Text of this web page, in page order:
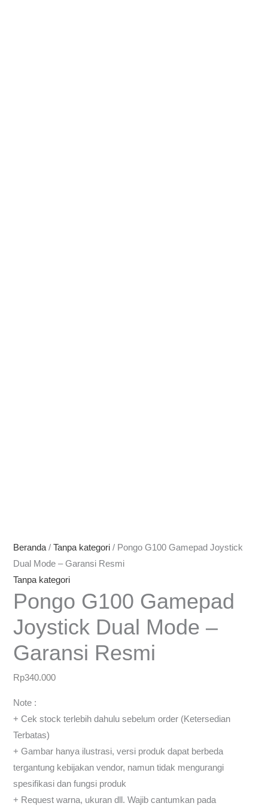
Beranda /Tanpa kategori / Pongo G100 Gamepad Joystick
Dual Mode – Garansi Resmi
Tanpa kategori
Pongo G100 Gamepad
Joystick Dual Mode –
Garansi Resmi
Rp340.000
Note :
+ Cek stock terlebih dahulu sebelum order (Ketersedian
Terbatas)
+ Gambar hanya ilustrasi, versi produk dapat berbeda
tergantung kebijakan vendor, namun tidak mengurangi
spesifikasi dan fungsi produk
+ Request warna, ukuran dll. Wajib cantumkan pada